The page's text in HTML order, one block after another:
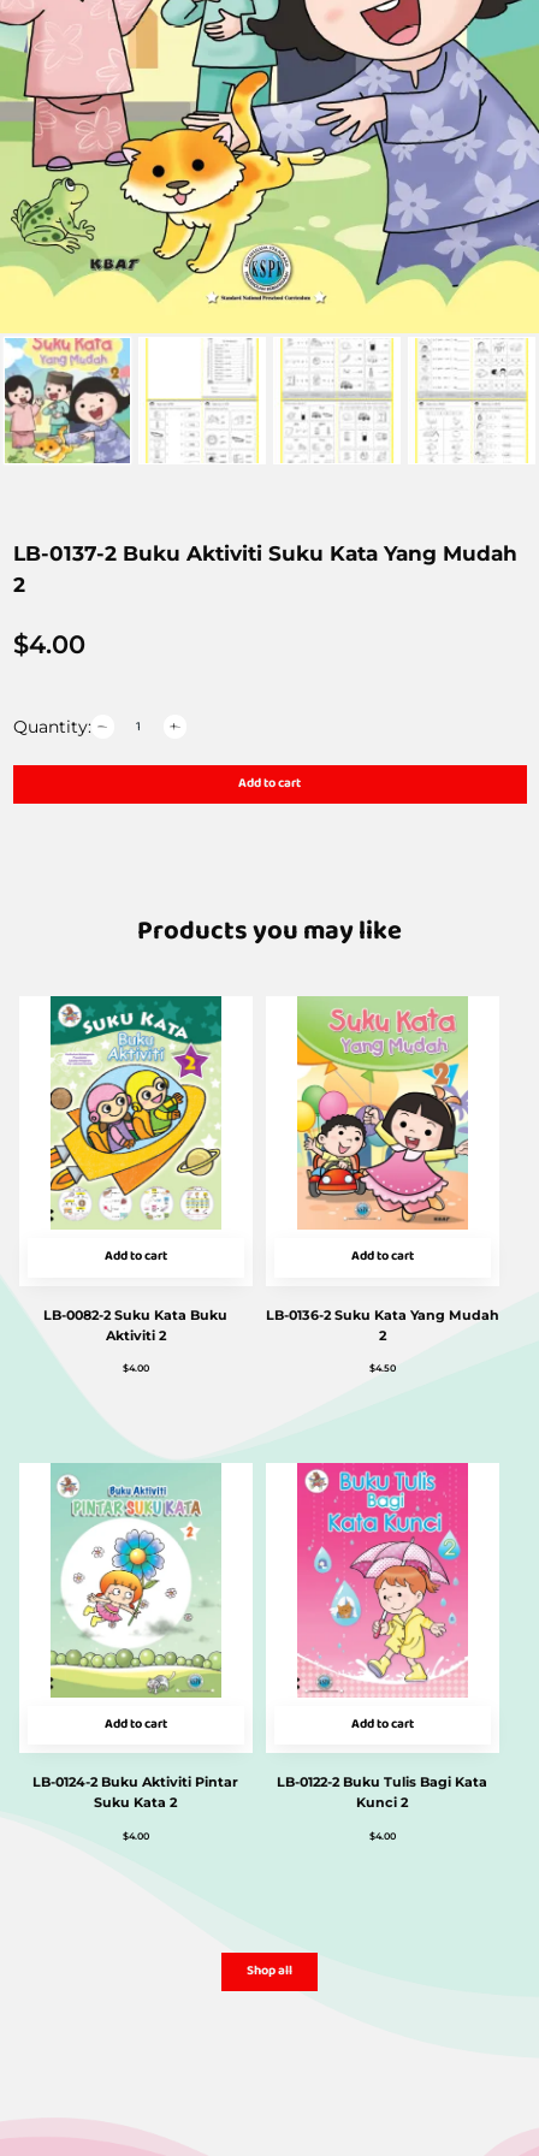
LB-0137-2 Buku Aktiviti Suku Kata Yang Mudah
2
$4.00
Quantity:
Add to cart
Products you may like
Add to cart
LB-0082-2 Suku Kata Buku
Aktiviti 2
$4.00
Add to cart
LB-0136-2 Suku Kata Yang Mudah
2
$4.50
Add to cart
LB-0124-2 Buku Aktiviti Pintar
Suku Kata 2
$4.00
Add to cart
LB-0122-2 Buku Tulis Bagi Kata
Kunci 2
$4.00
Shop all